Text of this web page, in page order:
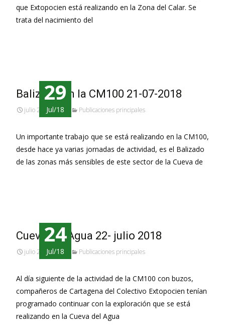
que Extopocien está realizando en la Zona del Calar. Se
trata del nacimiento del
29
Jul/18
Balizado en la CM100 21-07-2018
julio 29, 2018 Publicaciones principales
Un importante trabajo que se está realizando en la CM100,
desde hace ya varias jornadas de actividad, es el Balizado
de las zonas más sensibles de este sector de la Cueva de
24
Jul/18
Cueva del Agua 22- julio 2018
julio 24, 2018 Publicaciones principales
Al día siguiente de la actividad de la CM100 con buzos,
compañeros de Cartagena del Colectivo Extopocien tenían
programado continuar con la exploración que se está
realizando en la Cueva del Agua